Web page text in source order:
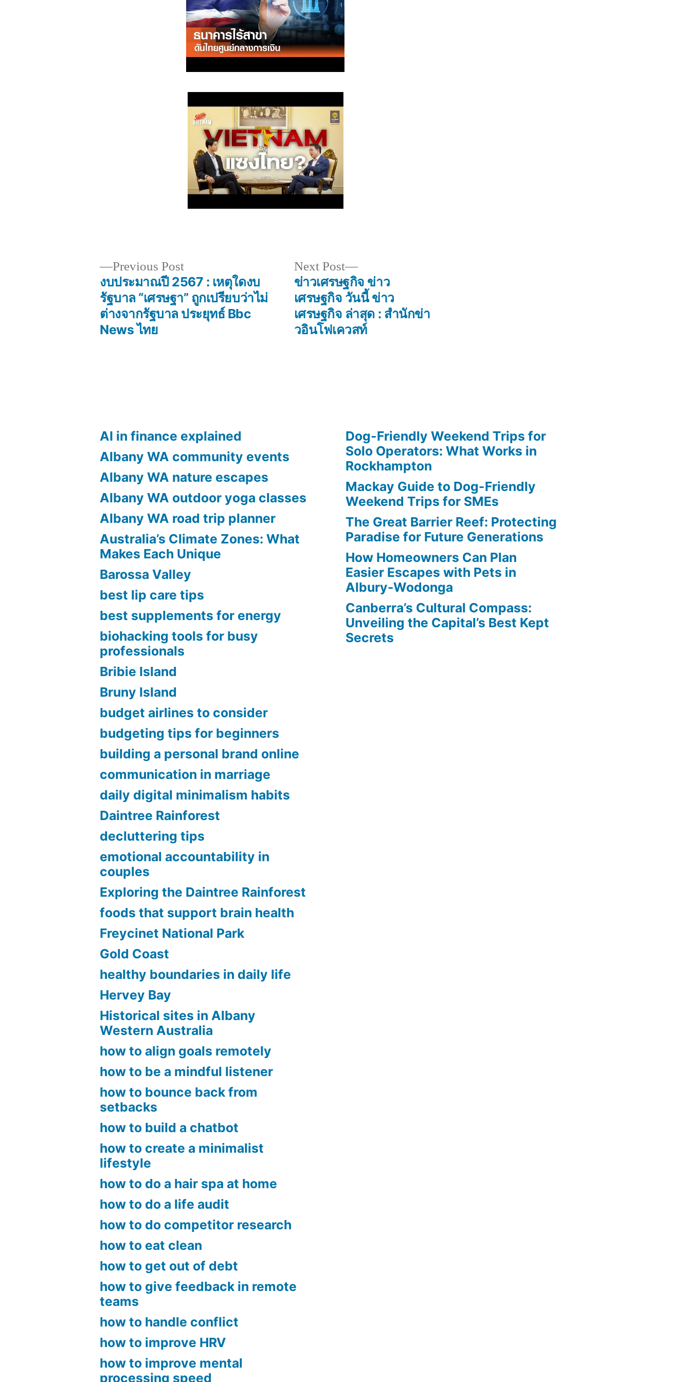
navigation
Previous PostPrevious
post:
งบประมาณปี 2567 : เหตุใดงบ
รัฐบาล “เศรษฐา” ถูกเปรียบว่าไม่
ต่างจากรัฐบาล ประยุทธ์ Bbc
News ไทย
Next Post
Next
post:
ข่าวเศรษฐกิจ ข่าว
เศรษฐกิจ วันนี้ ข่าว
เศรษฐกิจ ล่าสุด : สำนักข่า
วอินโฟเควสท์
AI in finance explained
Albany WA community events
Albany WA nature escapes
Albany WA outdoor yoga classes
Albany WA road trip planner
Australia’s Climate Zones: What
Makes Each Unique
Barossa Valley
best lip care tips
best supplements for energy
biohacking tools for busy
professionals
Bribie Island
Bruny Island
budget airlines to consider
budgeting tips for beginners
building a personal brand online
communication in marriage
daily digital minimalism habits
Daintree Rainforest
decluttering tips
emotional accountability in
couples
Exploring the Daintree Rainforest
foods that support brain health
Freycinet National Park
Gold Coast
healthy boundaries in daily life
Hervey Bay
Historical sites in Albany
Western Australia
how to align goals remotely
how to be a mindful listener
how to bounce back from
setbacks
how to build a chatbot
how to create a minimalist
lifestyle
how to do a hair spa at home
how to do a life audit
how to do competitor research
how to eat clean
how to get out of debt
how to give feedback in remote
teams
how to handle conflict
how to improve HRV
how to improve mental
processing speed
Dog-Friendly Weekend Trips for
Solo Operators: What Works in
Rockhampton
Mackay Guide to Dog-Friendly
Weekend Trips for SMEs
The Great Barrier Reef: Protecting
Paradise for Future Generations
How Homeowners Can Plan
Easier Escapes with Pets in
Albury-Wodonga
Canberra’s Cultural Compass:
Unveiling the Capital’s Best Kept
Secrets